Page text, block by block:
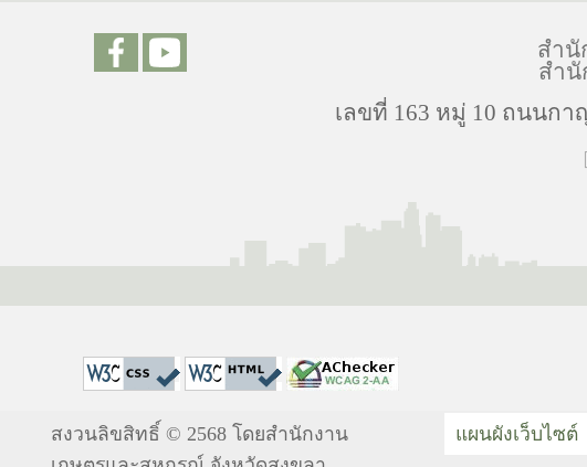
สำนั
สำนั
เลขที่ 163 หมู่ 10 ถนนกา
สงวนลิขสิทธิ์ © 2568 โดยสำนักงาน
แผนผังเว็บไซต์